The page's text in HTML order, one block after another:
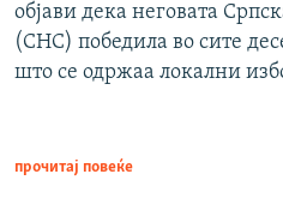
објави дека неговата
(СНС) победила во сите
што се одржаа локални
прочитај повеќе